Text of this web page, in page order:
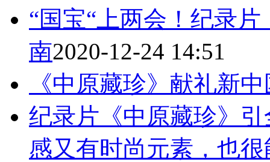
“国宝“上两会！纪录
南2020-12-24 14:51
《中原藏珍》献礼新
纪录片《中原藏珍》
感又有时尚元素，也